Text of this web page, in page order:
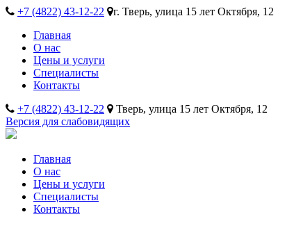
+7 (4822) 43-12-22
г. Тверь, улица 15 лет Октября, 12
Главная
О нас
Цены и услуги
Специалисты
Контакты
+7 (4822) 43-12-22
Тверь, улица 15 лет Октября, 12
Версия для слабовидящих
Главная
О нас
Цены и услуги
Специалисты
Контакты